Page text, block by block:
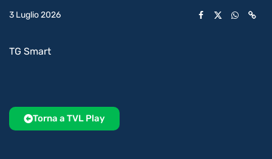
3 Luglio 2026
TG Smart
Torna a TVL Play